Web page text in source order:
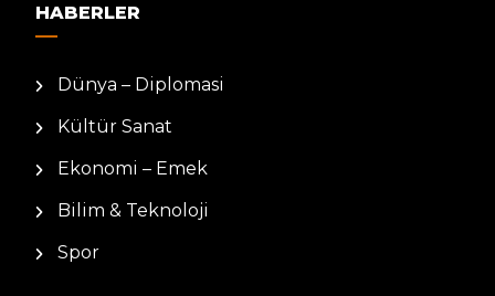
HABERLER
Dünya – Diplomasi
Kültür Sanat
Ekonomi – Emek
Bilim & Teknoloji
Spor